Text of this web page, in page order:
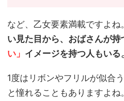
など、乙女要素満載ですよね
い見た目から、おばさんが持
い」 イメージを持つ人もいる
1度はリボンやフリルが似合
と憧れることもありますよ